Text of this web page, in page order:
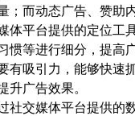
；而动态广告、赞助
体平台提供的定位
惯等进行细分，提高
有吸引力，能够快
升广告效果。
社交媒体平台提供的